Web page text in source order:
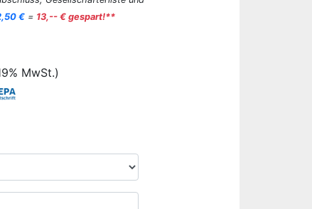
€ = 13,-- € gespart!**
MwSt.)